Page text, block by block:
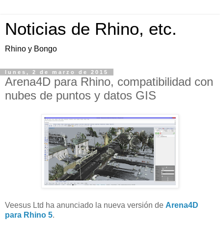
Noticias de Rhino, etc.
Rhino y Bongo
lunes, 2 de marzo de 2015
Arena4D para Rhino, compatibilidad con
nubes de puntos y datos GIS
Veesus Ltd ha anunciado la nueva versión de Arena4D
para Rhino 5.